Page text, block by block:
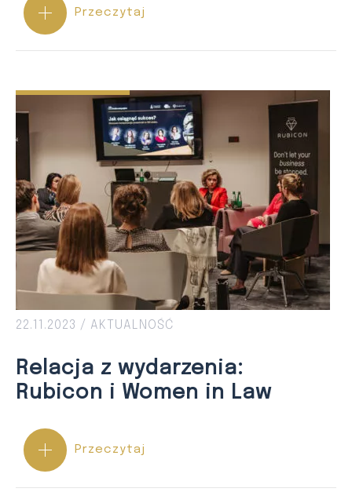
Przeczytaj
22.11.2023 / AKTUALNOŚĆ
Relacja z wydarzenia:
Rubicon i Women in Law
Przeczytaj